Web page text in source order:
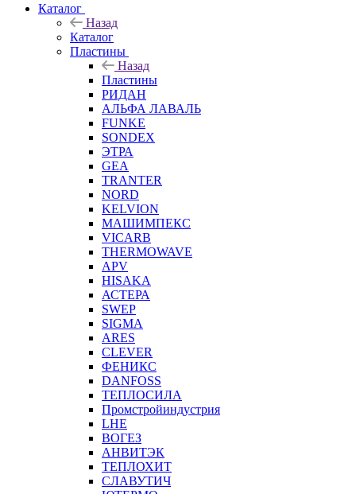
Каталог
Назад
Каталог
Пластины
Назад
Пластины
РИДАН
АЛЬФА ЛАВАЛЬ
FUNKE
SONDEX
ЭТРА
GEA
TRANTER
NORD
KELVION
МАШИМПЕКС
VICARB
THERMOWAVE
APV
HISAKA
АСТЕРА
SWEP
SIGMA
ARES
CLEVER
ФЕНИКС
DANFOSS
ТЕПЛОСИЛА
Промстройиндустрия
LHE
ВОГЕЗ
АНВИТЭК
ТЕПЛОХИТ
СЛАВУТИЧ